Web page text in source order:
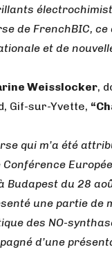
de FrenchBIC,
et de
Weisslocker,
Gif-sur-Yvette,
qui m’a été
Conférence
Budapest du 28
une partie de
des NO-
d’une